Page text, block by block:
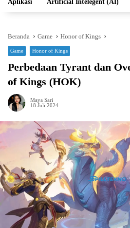
Aplikasi Artificial Intelegent (AI)
Beranda Game Honor of Kings
Game Honor of Kings
Perbedaan Tyrant dan
of Kings (HOK)
Maya Sari
18 Juli 2024